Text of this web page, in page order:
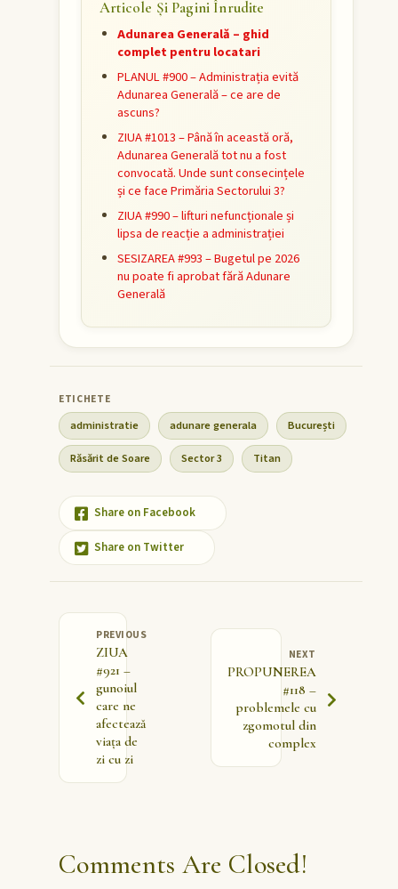
Articole Și Pagini Înrudite
Adunarea Generală – ghid
complet pentru locatari
PLANUL #900 – Administrația evită
Adunarea Generală – ce are de
ascuns?
ZIUA #1013 – Până în această oră,
Adunarea Generală tot nu a fost
convocată. Unde sunt consecințele
și ce face Primăria Sectorului 3?
ZIUA #990 – lifturi nefuncționale și
lipsa de reacție a administrației
SESIZAREA #993 – Bugetul pe 2026
nu poate fi aprobat fără Adunare
Generală
administratie adunare generala București
Răsărit de Soare Sector 3 Titan
Share on Facebook
Share on Twitter
PREVIOUS
ZIUA
#921 –
gunoiul
care ne
afectează
viața de
zi cu zi
NEXT
PROPUNEREA
#118 –
problemele cu
zgomotul din
complex
Comments Are Closed!